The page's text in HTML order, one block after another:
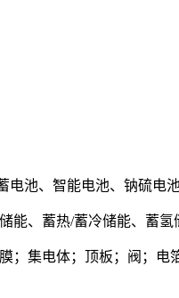
池、智能电池、钠硫电
能、蓄热/蓄冷储能、蓄氢
；集电体；顶板；阀；